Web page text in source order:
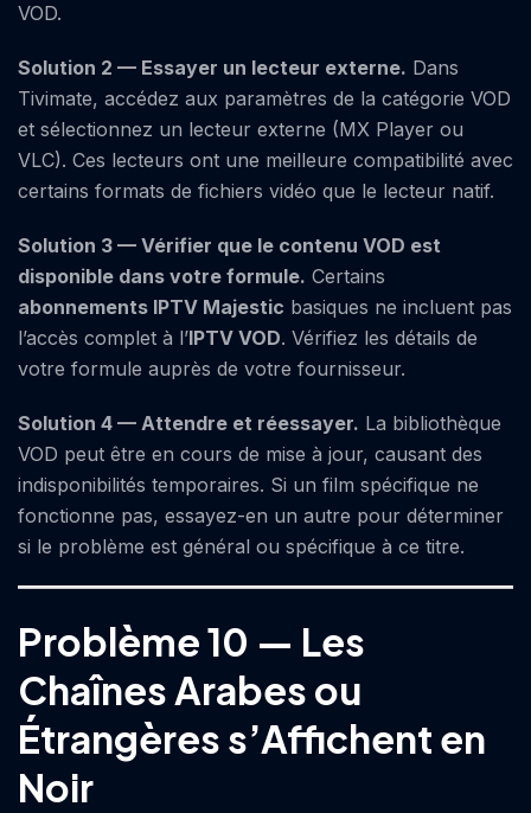
VOD.
Solution 2 — Essayer un lecteur externe. Dans
Tivimate, accédez aux paramètres de la catégorie VOD
et sélectionnez un lecteur externe (MX Player ou
VLC). Ces lecteurs ont une meilleure compatibilité avec
certains formats de fichiers vidéo que le lecteur natif.
Solution 3 — Vérifier que le contenu VOD est
disponible dans votre formule. Certains
abonnements IPTV Majestic basiques ne incluent pas
l’accès complet à l’IPTV VOD. Vérifiez les détails de
votre formule auprès de votre fournisseur.
Solution 4 — Attendre et réessayer. La bibliothèque
VOD peut être en cours de mise à jour, causant des
indisponibilités temporaires. Si un film spécifique ne
fonctionne pas, essayez-en un autre pour déterminer
si le problème est général ou spécifique à ce titre.
Problème 10 — Les
Chaînes Arabes ou
Étrangères s’Affichent en
Noir